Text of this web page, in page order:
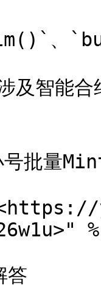
、
智能合
批量
答